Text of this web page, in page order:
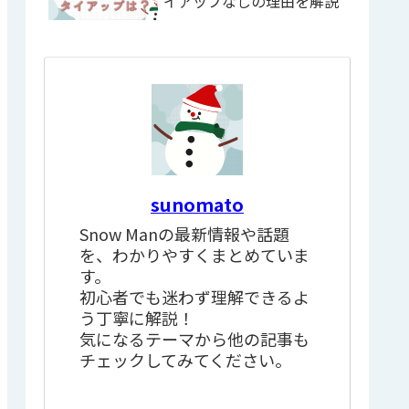
sunomato
Snow Manの最新情報や話題
を、わかりやすくまとめていま
す。
初心者でも迷わず理解できるよ
う丁寧に解説！
気になるテーマから他の記事も
チェックしてみてください。